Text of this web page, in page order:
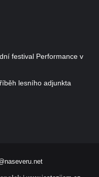
festival Performance v
lesního adjunkta